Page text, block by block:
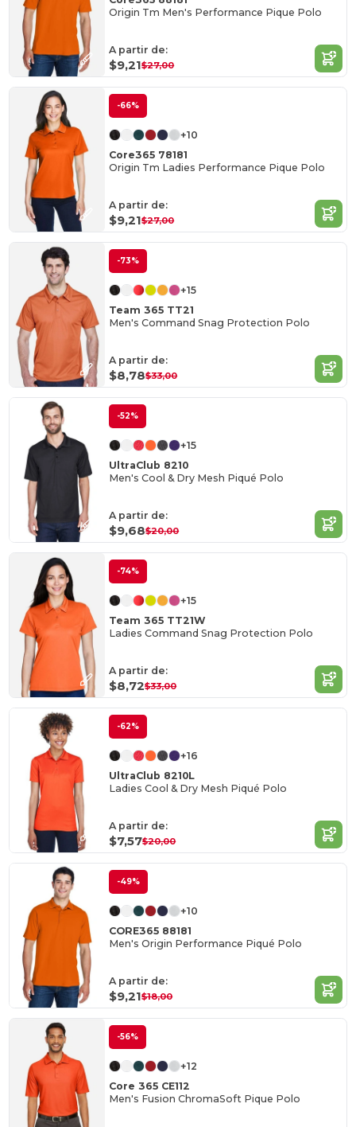
Origin Tm Men's Performance Pique Polo
A partir de:
$9,21$27,00
-66%
+10
Core365 78181
Origin Tm Ladies Performance Pique Polo
A partir de:
$9,21$27,00
-73%
+15
Team 365 TT21
Men's Command Snag Protection Polo
A partir de:
$8,78$33,00
-52%
+15
UltraClub 8210
Men's Cool & Dry Mesh Piqué Polo
A partir de:
$9,68$20,00
-74%
+15
Team 365 TT21W
Ladies Command Snag Protection Polo
A partir de:
$8,72$33,00
-62%
+16
UltraClub 8210L
Ladies Cool & Dry Mesh Piqué Polo
A partir de:
$7,57$20,00
-49%
+10
CORE365 88181
Men's Origin Performance Piqué Polo
A partir de:
$9,21$18,00
-56%
+12
Core 365 CE112
Men's Fusion ChromaSoft Pique Polo